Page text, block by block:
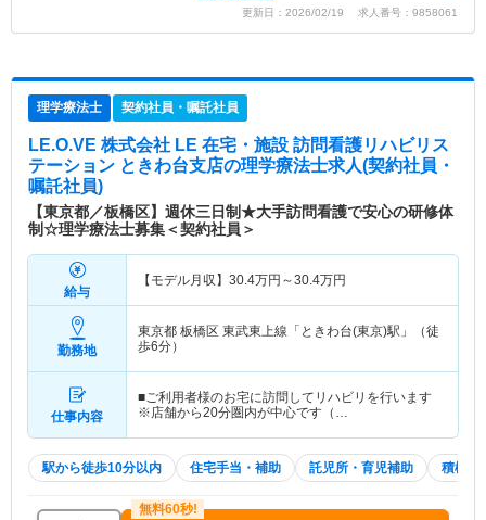
更新日：2026/02/19 求人番号：9858061
理学療法士 契約社員・嘱託社員
LE.O.VE 株式会社 LE 在宅・施設 訪問看護リハビリス
テーション ときわ台支店の理学療法士求人(契約社員・
嘱託社員)
【東京都／板橋区】週休三日制★大手訪問看護で安心の研修体
制☆理学療法士募集＜契約社員＞
給与
【モデル月収】 30.4万円～30.4万円
勤務地
東京都 板橋区 東武東上線「ときわ台(東京)駅」（徒
歩6分）
仕事内容
■ご利用者様のお宅に訪問してリハビリを行います
※店舗から20分圏内が中心です（…
駅から徒歩10分以内 住宅手当・補助 託児所・育児補助 積極採